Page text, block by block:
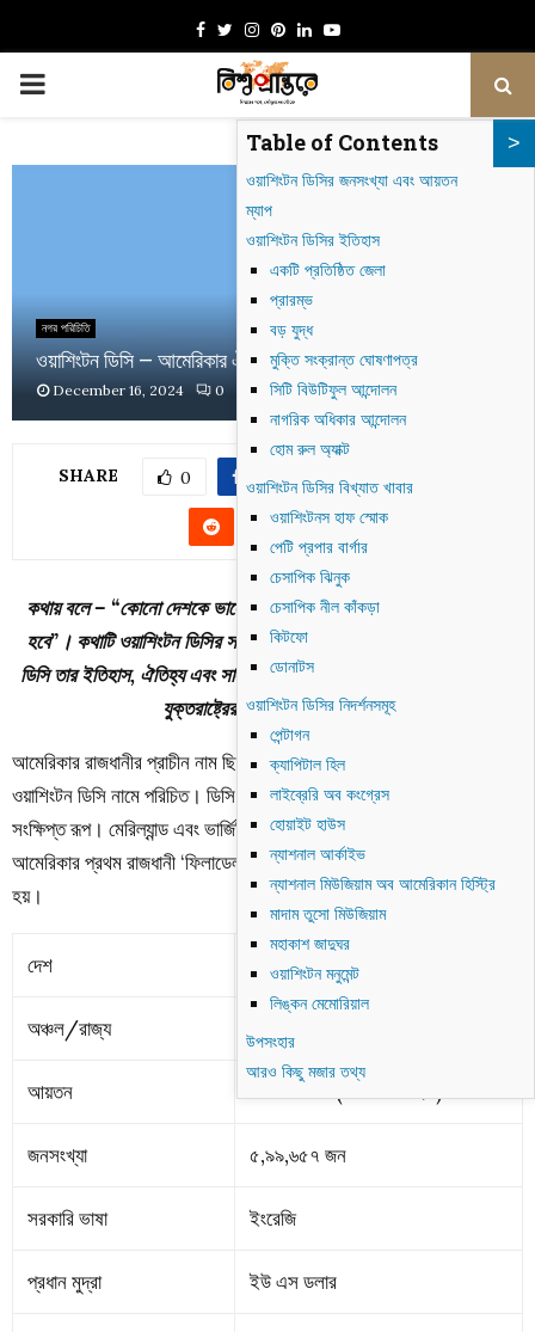
Facebook
TwitterInstagram
Pinterest
LinkedinYoutube
PRIMARY
নগর পরিচিতি
ওয়াশিংটন ডিসি – আমেরিকার ঐতিহাসিক শহর
December 16, 2024 0 1178
SHARE 0
কথায় বলে – “কোনো দেশকে ভালো বুঝতে হলে অবশ্যই তার রাজধানীতে যেতে
হবে”। কথাটি ওয়াশিংটন ডিসির সাথে সম্পূর্ণভাবে মিলে যায়। কারণ, ওয়াশিংটন
ডিসি তার ইতিহাস, ঐতিহ্য এবং সাংস্কৃতিক বৈচিত্র্যে এতটাই সমৃদ্ধ যে এটি পুরো
যুক্তরাষ্ট্রের প্রতিচ্ছবি তুলে ধরে।
আমেরিকার রাজধানীর প্রাচীন নাম ছিলো ‘ডিস্ট্রিক্ট অব কলম্বিয়া’। বর্তমানে এটি
ওয়াশিংটন ডিসি নামে পরিচিত। ডিসি মূলত এর পূর্ব নাম ‘ডিস্ট্রিক্ট অব কলম্বিয়া’র
সংক্ষিপ্ত রূপ। মেরিল্যান্ড এবং ভার্জিনিয়া স্টেট’র কিছু অংশ নিয়ে ১৭৯০ সালে
আমেরিকার প্রথম রাজধানী ‘ফিলাডেলফিয়া’ কে ওয়াশিংটন ডিসিতে স্থানান্তর করা
হয়।
দেশ মার্কিন যুক্তরাষ্ট্র
অঞ্চল/রাজ্য
আয়তন ১৭৭ বর্গকিমি (৬৮.৩ বর্গমাইল)
জনসংখ্যা ৫,৯৯,৬৫৭ জন
সরকারি ভাষা ইংরেজি
প্রধান মুদ্রা ইউ এস ডলার
Table of Contents
ওয়াশিংটন ডিসির জনসংখ্যা এবং আয়তন
ম্যাপ
ওয়াশিংটন ডিসির ইতিহাস
একটি প্রতিষ্ঠিত জেলা
প্রারম্ভ
বড় যুদ্ধ
মুক্তি সংক্রান্ত ঘোষণাপত্র
সিটি বিউটিফুল আন্দোলন
নাগরিক অধিকার আন্দোলন
হোম রুল অ্যাক্ট
ওয়াশিংটন ডিসির বিখ্যাত খাবার
ওয়াশিংটনস হাফ স্মোক
পেটি প্রপার বার্গার
চেসাপিক ঝিনুক
চেসাপিক নীল কাঁকড়া
কিটফো
ডোনাটস
ওয়াশিংটন ডিসির নিদর্শনসমূহ
পেন্টাগন
ক্যাপিটাল হিল
লাইব্রেরি অব কংগ্রেস
হোয়াইট হাউস
ন্যাশনাল আর্কাইভ
ন্যাশনাল মিউজিয়াম অব আমেরিকান হিস্ট্রি
মাদাম তুসো মিউজিয়াম
মহাকাশ জাদুঘর
ওয়াশিংটন মনুমেন্ট
লিঙ্কন মেমোরিয়াল
উপসংহার
আরও কিছু মজার তথ্য